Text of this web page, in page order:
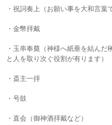
・祝詞奏上（お願い事を大和言葉
・金幣拝戴
・玉串奉奠（神様へ紙垂を結ん
と人を取り次ぐ役割が有ります）
・斎主一拝
・号鼓
・直会（御神酒拝戴など）